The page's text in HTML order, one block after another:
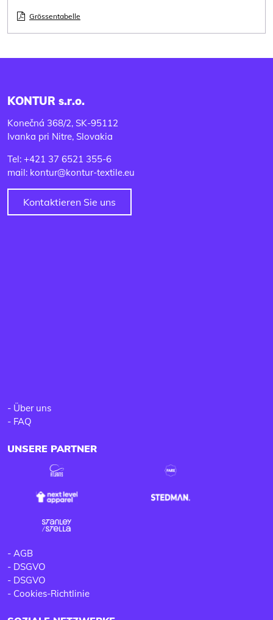
Grössentabelle
KONTUR s.r.o.
Konečná 368/2, SK-95112
Ivanka pri Nitre, Slovakia
Tel: +421 37 6521 355-6
mail: kontur@kontur-textile.eu
Kontaktieren Sie uns
- Über uns
- FAQ
UNSERE PARTNER
- AGB
- DSGVO
- DSGVO
- Cookies-Richtlinie